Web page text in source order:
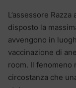
L’assessore
disposto la
avvengono in
vaccinazione di
room. Il fenomeno
circostanza che